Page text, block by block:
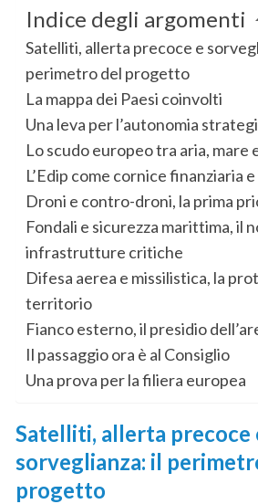
Indice degli argomenti
Satelliti, allerta precoce e
perimetro del progetto
La mappa dei Paesi coinvolti
Una leva per l’autonomia
Lo scudo europeo tra aria, mare
L’Edip come cornice finanziaria
Droni e contro-droni, la prima
Fondali e sicurezza marittima, il
infrastrutture critiche
Difesa aerea e missilistica, la
territorio
Fianco esterno, il presidio
Il passaggio ora è al Consiglio
Una prova per la filiera europea
Satelliti, allerta precoce
sorveglianza: il
progetto